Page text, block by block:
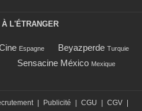
L'ÉTRANGER
Espagne Beyazperde Turquie
Sensacine México Mexique
Publicité CGU CGV